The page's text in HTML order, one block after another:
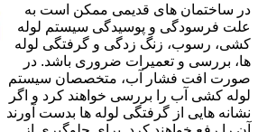
در ساختمان های قدیمی ممکن است به
علت فرسودگی و پوسیدگی سیستم لوله
کشی، رسوب، زنگ زدگی و گرفتگی لوله
ها، بررسی و تعمیرات ضروری باشد. در
صورت افت فشار آب، متخصصان سیستم
لوله کشی آب را بررسی خواهند کرد و اگر
نشانه هایی از گرفتگی لوله ها بدست آورند